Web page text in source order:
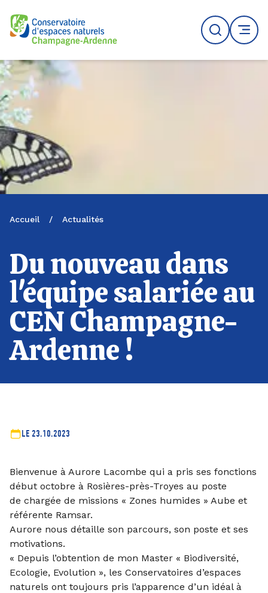
Logo du CENCA
Recherche
MENU
Accueil / Actualités
Du nouveau dans
l'équipe salariée au
CEN Champagne-
Ardenne !
LE 23.10.2023
Bienvenue à Aurore Lacombe qui a pris ses fonctions
début octobre à Rosières-près-Troyes au poste
de chargée de missions « Zones humides » Aube et
référente Ramsar.
Aurore nous détaille son parcours, son poste et ses
motivations.
« Depuis l’obtention de mon Master « Biodiversité,
Ecologie, Evolution », les Conservatoires d’espaces
naturels ont toujours pris l’apparence d’un idéal à